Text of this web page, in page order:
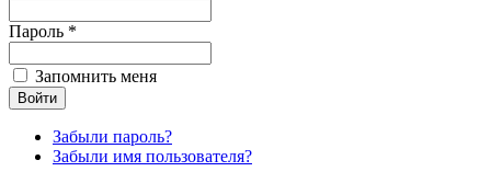
Пароль *
Запомнить меня
Забыли пароль?
Забыли имя пользователя?